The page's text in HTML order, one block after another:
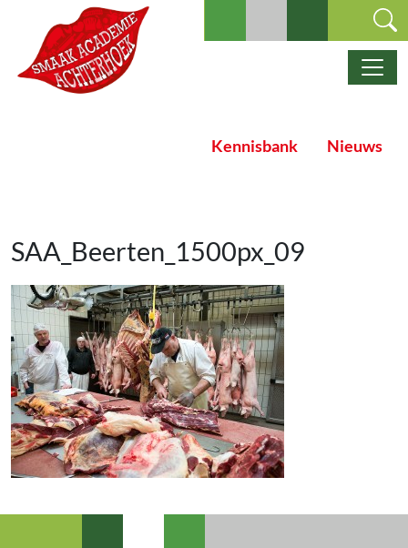
Ga naar de inhoud
Hoofdnavigatie
Kennisbank Nieuws
SAA_Beerten_1500px_09